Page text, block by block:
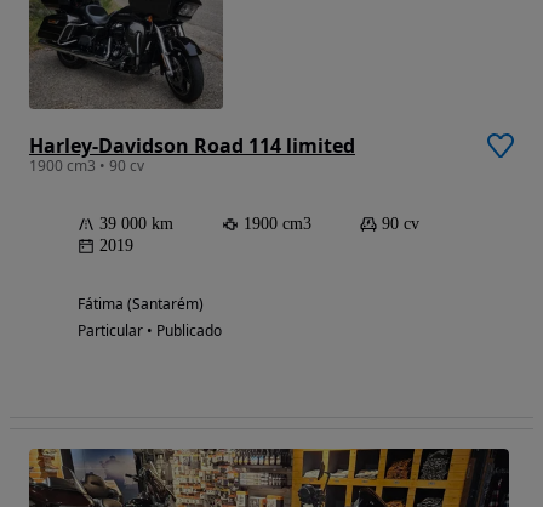
Harley-Davidson Road 114 limited
1900 cm3 • 90 cv
39 000 km 1900 cm3
90 cv
2019
Fátima (Santarém)
Particular • Publicado